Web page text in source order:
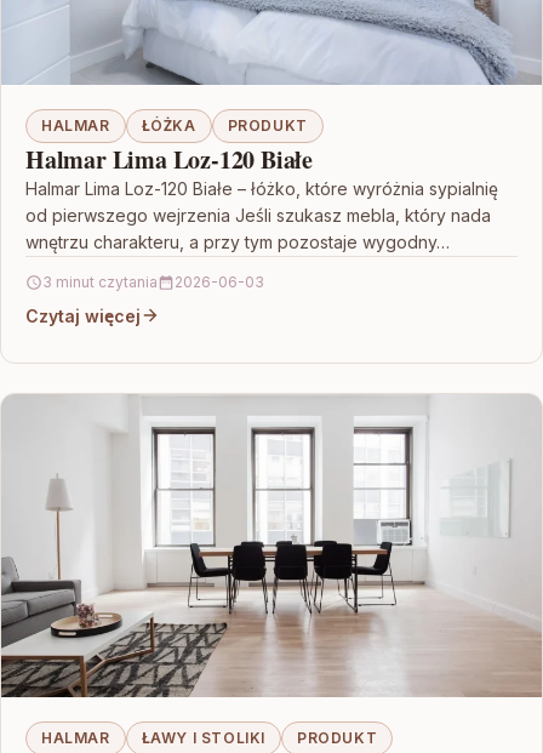
HALMAR ŁÓŻKA PRODUKT
Halmar Lima Loz-120 Białe
Halmar Lima Loz-120 Białe – łóżko, które wyróżnia sypialnię
od pierwszego wejrzenia Jeśli szukasz mebla, który nada
wnętrzu charakteru, a przy tym pozostaje wygodny…
3 minut czytania 2026-06-03
Czytaj więcej
HALMAR ŁAWY I STOLIKI PRODUKT